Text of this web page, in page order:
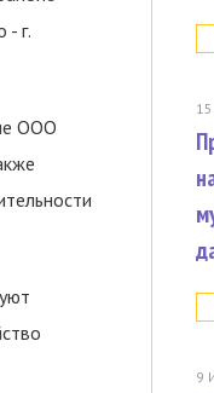
- г.
ООО
9